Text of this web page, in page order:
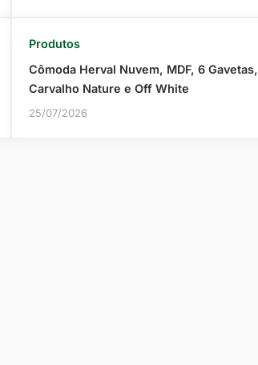
Produtos
Cômoda Herval Nuvem, MDF, 6 Gavetas,
Carvalho Nature e Off White
25/07/2026